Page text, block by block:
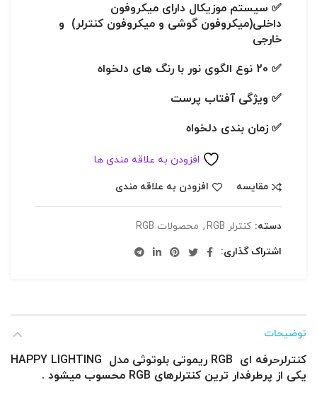
✅ سیستم موزیکال دارای میکروفون
داخلی(میکروفون گوشی و میکروفون کنترلر) و
خارجی
✅ 20 نوع الگوی نور با رنگ های دلخواه
✅ ویژگی آفتاب پرست
✅ زمان بندی دلخواه
افزودن به علاقه مندی ها
مقایسه
افزودن به علاقه مندی
دسته: کنترلر RGB , محصولات RGB
اشتراک گذاری
توضیحات
کنترلرحرفه ای RGB ریموتی بلوتوثی مدل HAPPY LIGHTING
یکی از پرطرفدار ترین کنترلرهای RGB محسوب میشود .